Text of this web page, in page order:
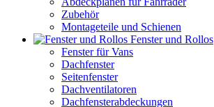
Zubehör
Montageteile und Schienen
Fenster und Rollos
Fenster für Vans
Dachfenster
Seitenfenster
Dachventilatoren
Dachfensterabdeckungen